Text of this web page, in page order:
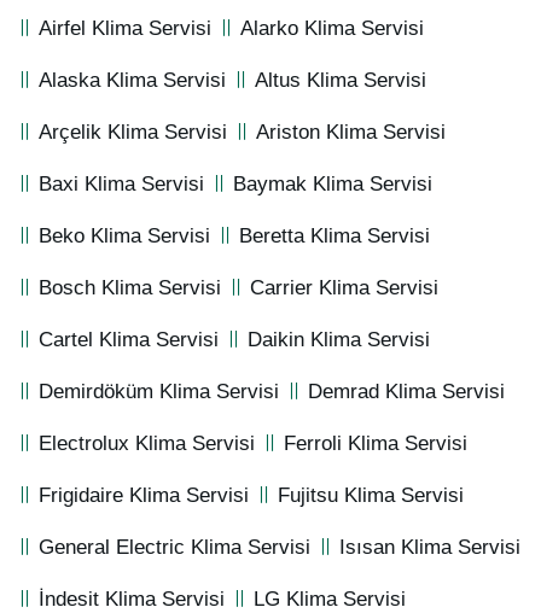
Airfel Klima Servisi Alarko Klima Servisi
Alaska Klima Servisi Altus Klima Servisi
Arçelik Klima Servisi Ariston Klima Servisi
Baxi Klima Servisi Baymak Klima Servisi
Beko Klima Servisi Beretta Klima Servisi
Bosch Klima Servisi Carrier Klima Servisi
Cartel Klima Servisi Daikin Klima Servisi
Demirdöküm Klima Servisi Demrad Klima Servisi
Electrolux Klima Servisi Ferroli Klima Servisi
Frigidaire Klima Servisi Fujitsu Klima Servisi
General Electric Klima Servisi Isısan Klima Servisi
İndesit Klima Servisi LG Klima Servisi